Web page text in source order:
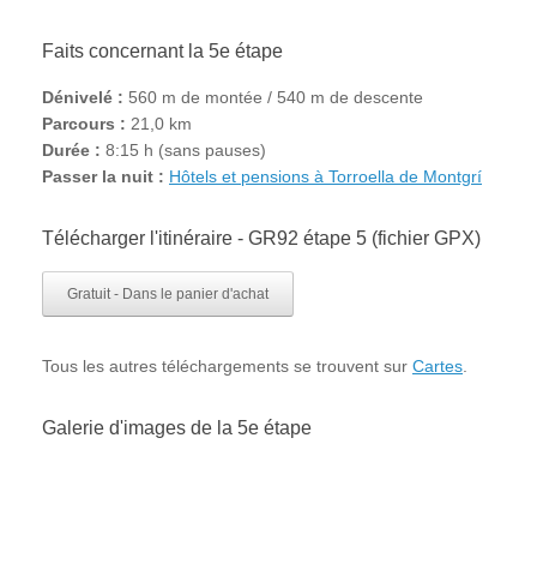
Faits concernant la 5e étape
Dénivelé : 560 m de montée / 540 m de descente
Parcours : 21,0 km
Durée : 8:15 h (sans pauses)
Passer la nuit : Hôtels et pensions à Torroella de Montgrí
Télécharger l'itinéraire - GR92 étape 5 (fichier GPX)
Gratuit - Dans le panier d'achat
Tous les autres téléchargements se trouvent sur Cartes
Galerie d'images de la 5e étape